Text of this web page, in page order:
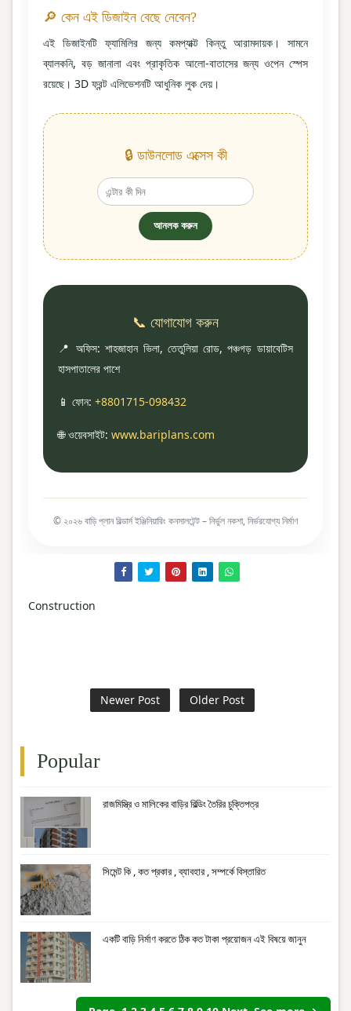
🔎 কেন এই ডিজাইন বেছে নেবেন?
এই ডিজাইনটি ফ্যামিলির জন্য কমপ্যাক্ট কিন্তু আরামদায়ক। সামনে
ব্যালকনি, বড় জানালা এবং প্রাকৃতিক আলো-বাতাসের জন্য ওপেন স্পেস
রয়েছে। 3D ফ্রন্ট এলিভেশনটি আধুনিক লুক দেয়।
🔒 ডাউনলোড এক্সেস কী
আনলক করুন
📞 যোগাযোগ করুন
📍 অফিস: শাহজাহান ভিলা, তেতুলিয়া রোড, পঞ্চগড় ডায়াবেটিস
হাসপাতালের পাশে
📱 ফোন:+8801715-098432
🌐 ওয়েবসাইট:www.bariplans.com
© ২০২৬ বাড়ি প্লান বিল্ডার্স ইঞ্জিনিয়ারিং কনসালটেন্ট – নির্ভুল নকশা, নির্ভরযোগ্য নির্মাণ
Construction
Newer Post Older Post
Popular
রাজমিস্ত্রি ও মালিকের বাড়ির বিল্ডিং তৈরির চুক্তিপত্র
সিমেন্ট কি , কত প্রকার , ব্যাবহার , সম্পর্কে বিস্তারিত
একটি বাড়ি নির্মাণ করতে ঠিক কত টাকা প্রয়োজন এই বিষয়ে জানুন